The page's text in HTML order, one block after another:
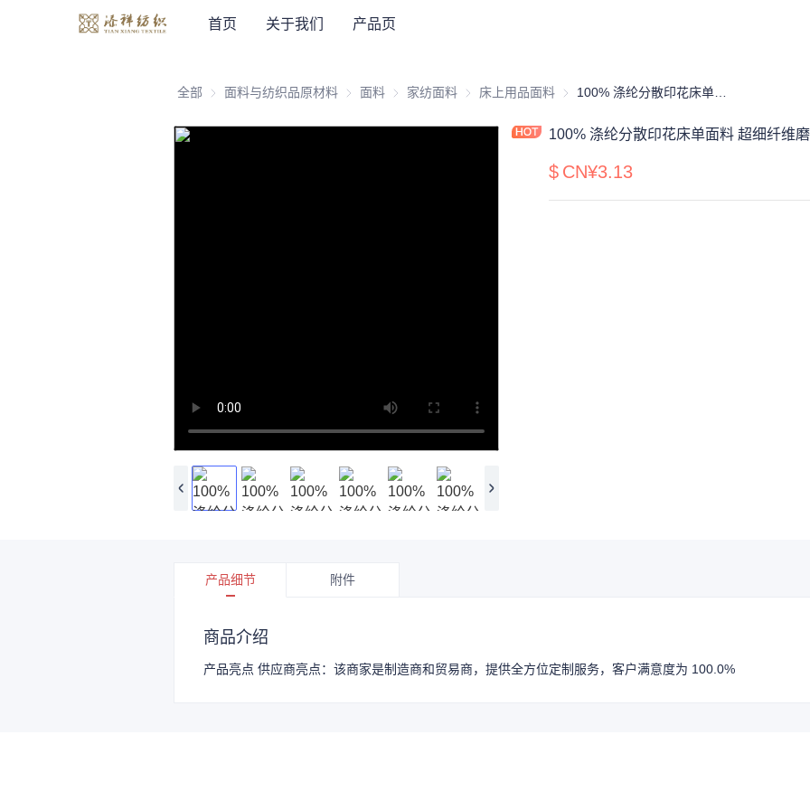
首页 关于我们 产品页
全部 面料与纺织品原材料 面料与纺织品原材料
面料 面料家纺面料 家纺面料
床上用品面料 床上用品面料
100% 涤纶分散印花床单面料 超细纤维
$ CN¥3.13
产品细节 附件
商品介绍
产品亮点 供应商亮点：该商家是制造商和贸易商，提供全方位定制服务，客户满意度为 100.0%